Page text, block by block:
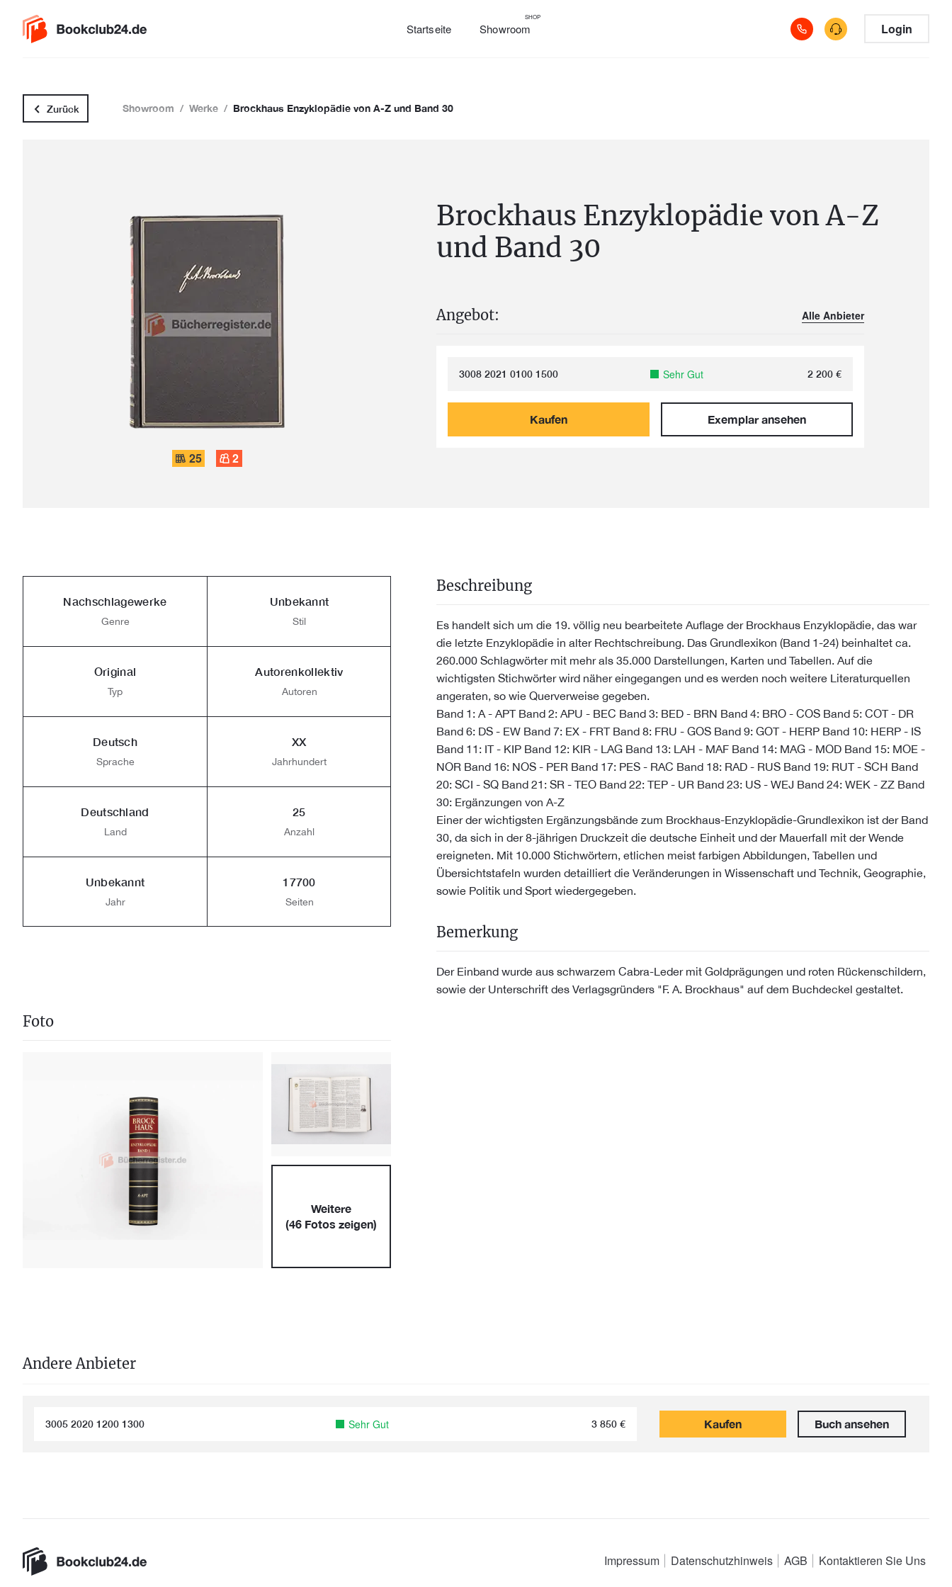
Startseite Showroom
SHOP
Login
Zurück Showroom / Werke / Brockhaus Enzyklopädie von A-Z und Band 30
25 2
Brockhaus Enzyklopädie von A-Z
und Band 30
Angebot: Alle Anbieter
3008 2021 0100 1500 Sehr Gut 2 200 €
Kaufen Exemplar ansehen
Nachschlagewerke
Genre
Unbekannt
Stil
Original
Typ
Autorenkollektiv
Autoren
Deutsch
Sprache
XX
Jahrhundert
Deutschland
Land
25
Anzahl
Unbekannt
Jahr
17700
Seiten
Foto
Weitere
(46Fotos zeigen)
Beschreibung
Es handelt sich um die 19. völlig neu bearbeitete Auflage der Brockhaus Enzyklopädie, das war
die letzte Enzyklopädie in alter Rechtschreibung. Das Grundlexikon (Band 1-24) beinhaltet ca.
260.000 Schlagwörter mit mehr als 35.000 Darstellungen, Karten und Tabellen. Auf die
wichtigsten Stichwörter wird näher eingegangen und es werden noch weitere Literaturquellen
angeraten, so wie Querverweise gegeben.
Band 1: A - APT Band 2: APU - BEC Band 3: BED - BRN Band 4: BRO - COS Band 5: COT - DR
Band 6: DS - EW Band 7: EX - FRT Band 8: FRU - GOS Band 9: GOT - HERP Band 10: HERP - IS
Band 11: IT - KIP Band 12: KIR - LAG Band 13: LAH - MAF Band 14: MAG - MOD Band 15: MOE -
NOR Band 16: NOS - PER Band 17: PES - RAC Band 18: RAD - RUS Band 19: RUT - SCH Band
20: SCI - SQ Band 21: SR - TEO Band 22: TEP - UR Band 23: US - WEJ Band 24: WEK - ZZ Band
30: Ergänzungen von A-Z
Einer der wichtigsten Ergänzungsbände zum Brockhaus-Enzyklopädie-Grundlexikon ist der Band
30, da sich in der 8-jährigen Druckzeit die deutsche Einheit und der Mauerfall mit der Wende
ereigneten. Mit 10.000 Stichwörtern, etlichen meist farbigen Abbildungen, Tabellen und
Übersichtstafeln wurden detailliert die Veränderungen in Wissenschaft und Technik, Geographie,
sowie Politik und Sport wiedergegeben.
Bemerkung
Der Einband wurde aus schwarzem Cabra-Leder mit Goldprägungen und roten Rückenschildern,
sowie der Unterschrift des Verlagsgründers "F. A. Brockhaus" auf dem Buchdeckel gestaltet.
Andere Anbieter
3005 2020 1200 1300 Sehr Gut 3 850 € Kaufen Buch ansehen
Impressum Datenschutzhinweis AGB Kontaktieren Sie Uns